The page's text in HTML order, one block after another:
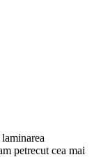
petrecut cea mai